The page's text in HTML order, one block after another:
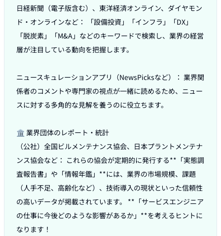
日経新聞（電子版含む）、東洋経済オンライン、ダイヤモン
ド・オンラインなど： 「設備投資」「インフラ」「DX」
「脱炭素」「M&A」などのキーワードで検索し、業界の経営
層が注目している動向を把握します。
ニュースキュレーションアプリ（NewsPicksなど）： 業界関
係者のコメントや専門家の視点が一緒に読めるため、ニュー
スに対する多角的な見解を養うのに役立ちます。
🏛️ 業界団体のレポート・統計
（公社）全国ビルメンテナンス協会、日本プラントメンテナ
ンス協会など： これらの協会が定期的に発行する**「実態調
査報告書」や「情報年鑑」**には、業界の市場規模、課題
（人手不足、高齢化など）、技術導入の現状といった信頼性
の高いデータが掲載されています。 **「サービスエンジニア
の仕事に今後どのような影響があるか」**を考えるヒントに
なります！